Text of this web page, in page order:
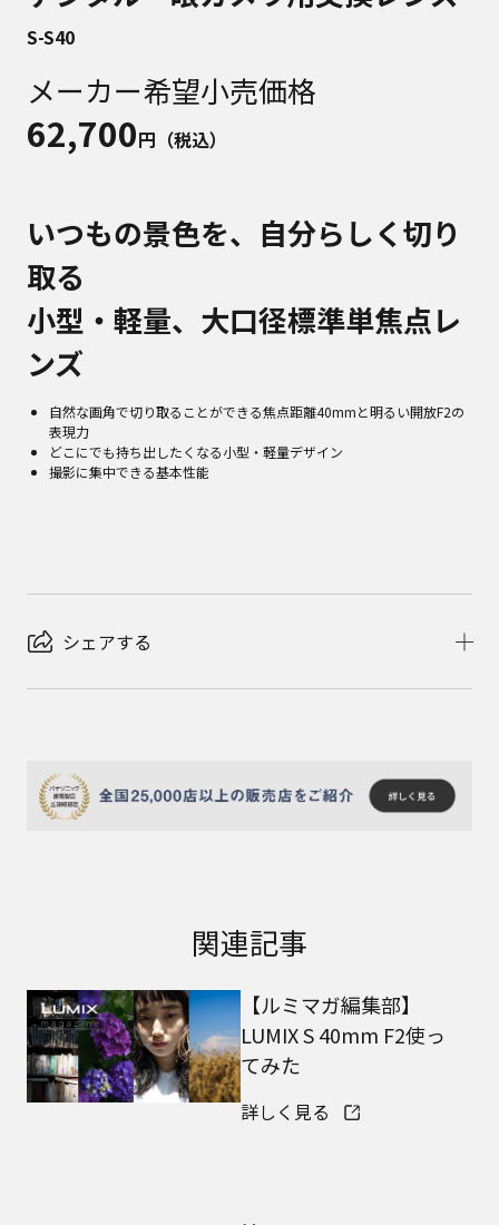
S-S40
メーカー希望小売価格
62,700円（税込）
いつもの景色を、自分らしく切り
取る
小型・軽量、大口径標準単焦点レ
ンズ
自然な画角で切り取ることができる焦点距離40mmと明るい開放F2の
表現力
どこにでも持ち出したくなる小型・軽量デザイン
撮影に集中できる基本性能
シェアする
関連記事
【ルミマガ編集部】
LUMIX S 40mm F2使っ
てみた
詳しく見る